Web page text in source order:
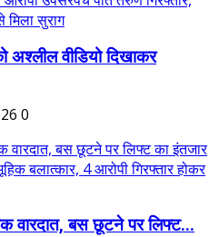
अश्लील वीडियो दिखाकर
0
वारदात, बस छूटने पर लिफ्ट...